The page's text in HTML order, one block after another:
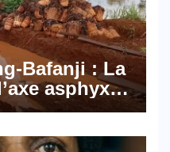
Bafanji : La
asphyxie